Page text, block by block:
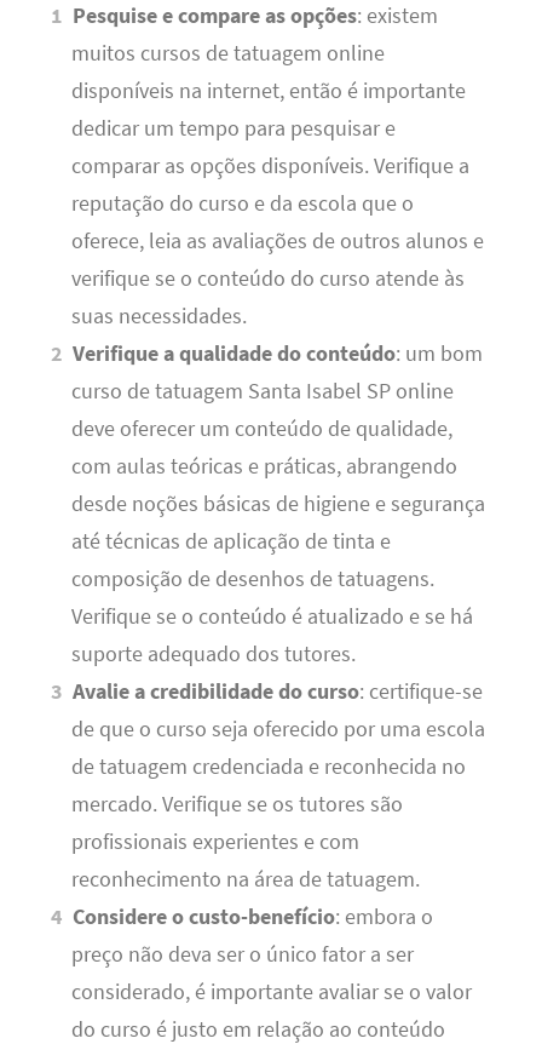
Pesquise e compare as opções: existem
muitos cursos de tatuagem online
disponíveis na internet, então é importante
dedicar um tempo para pesquisar e
comparar as opções disponíveis. Verifique a
reputação do curso e da escola que o
oferece, leia as avaliações de outros alunos e
verifique se o conteúdo do curso atende às
suas necessidades.
Verifique a qualidade do conteúdo: um bom
curso de tatuagem Santa Isabel SP online
deve oferecer um conteúdo de qualidade,
com aulas teóricas e práticas, abrangendo
desde noções básicas de higiene e segurança
até técnicas de aplicação de tinta e
composição de desenhos de tatuagens.
Verifique se o conteúdo é atualizado e se há
suporte adequado dos tutores.
Avalie a credibilidade do curso: certifique-se
de que o curso seja oferecido por uma escola
de tatuagem credenciada e reconhecida no
mercado. Verifique se os tutores são
profissionais experientes e com
reconhecimento na área de tatuagem.
Considere o custo-benefício: embora o
preço não deva ser o único fator a ser
considerado, é importante avaliar se o valor
do curso é justo em relação ao conteúdo